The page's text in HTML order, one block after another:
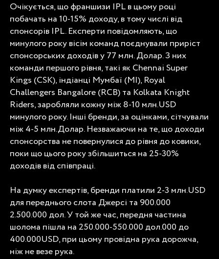
Очікується, що франшизи IPL в цьому році
побачать на 10-15% доходу, в тому числі від
спонсорів IPL. Експерти повідомляють, що
минулого року вісім команд поєднували приріст
спонсорських доходів у 77 млн. Долар. З них
команди першого рівня, такі як Chennai Super
Kings (CSK), індіанці Мумбаї (MI), Royal
Challengers Bangalore (RCB) та Kolkata Knight
Riders, заробляли кожну між 8-10 млн.USD
минулого року. Інші бренди, за оцінками, сітчували
між 4-5 млн.Долар. Незважаючи на те, що доходи
спонсорства не повернулися до рівня до ковики,
поки що цього року збільшиться на 25-30%
доходів від співпраці.
На думку експертів, бренди платили 2-3 млн.USD
для переднього слота Джерсі та 900.000
2.500.000 дол. У той же час, передня частина
шолома пішла на 250.000-550.000 дол.000 до
400.000USD, при цьому провідна рука дорожча,
ніж не везе рука.